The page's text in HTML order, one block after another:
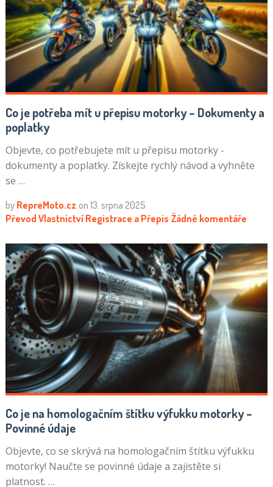
Co je potřeba mít u přepisu motorky – Dokumenty a
poplatky
Objevte, co potřebujete mít u přepisu motorky -
dokumenty a poplatky. Získejte rychlý návod a vyhněte
se …
by RepreMoto.cz on 13. srpna 2025
Převod Vlastnictví Registrace a Přepis Žádné komentáře
Co je na homologačním štítku výfukku motorky –
Povinné údaje
Objevte, co se skrývá na homologačním štítku výfukku
motorky! Naučte se povinné údaje a zajistěte si
platnost. …